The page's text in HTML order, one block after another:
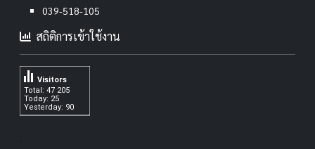
039-518-105
สถิติการเข้าใช้งาน
Total: 47 205
Today: 25
Yesterday: 90
Visitors